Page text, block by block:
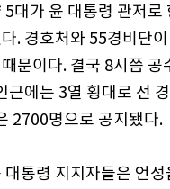
대가 윤 대통령 관저
. 경호처와 55경비단
문이다. 결국 8시쯤
근에는 3열 횡대로 선
2700명으로 공지됐다.
통령 지지자들은 언